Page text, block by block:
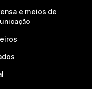
e meios de